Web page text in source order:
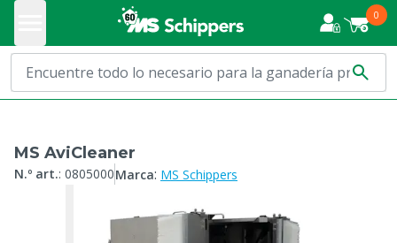
0
MS AviCleaner
N.º art.: 0805000Marca: MS Schippers